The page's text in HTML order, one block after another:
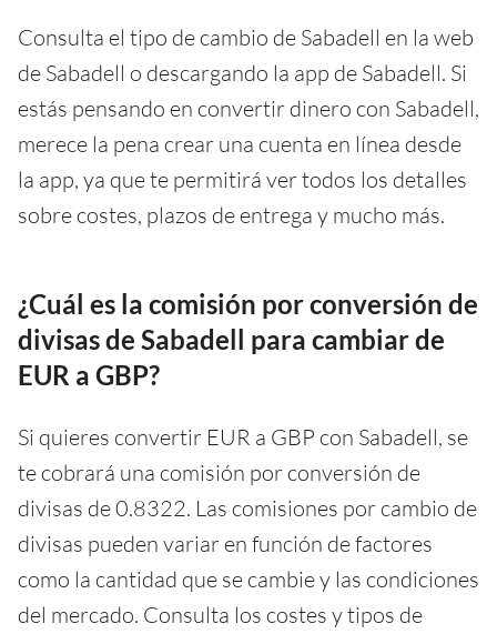
Consulta el tipo de cambio de Sabadell en la web
de Sabadell o descargando la app de Sabadell. Si
estás pensando en convertir dinero con Sabadell,
merece la pena crear una cuenta en línea desde
la app, ya que te permitirá ver todos los detalles
sobre costes, plazos de entrega y mucho más.
¿Cuál es la comisión por conversión de
divisas de Sabadell para cambiar de
EUR a GBP?
Si quieres convertir EUR a GBP con Sabadell, se
te cobrará una comisión por conversión de
divisas de 0.8322. Las comisiones por cambio de
divisas pueden variar en función de factores
como la cantidad que se cambie y las condiciones
del mercado. Consulta los costes y tipos de